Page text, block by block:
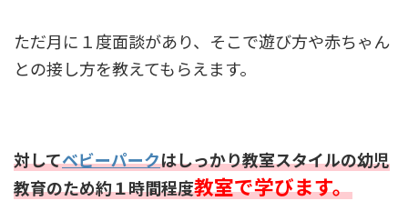
ただ月に１度面談があり、そこで遊び方や赤ちゃん
との接し方を教えてもらえます。
対してベビーパークはしっかり教室スタイルの幼児
教育のため約１時間程度教室で学びます。